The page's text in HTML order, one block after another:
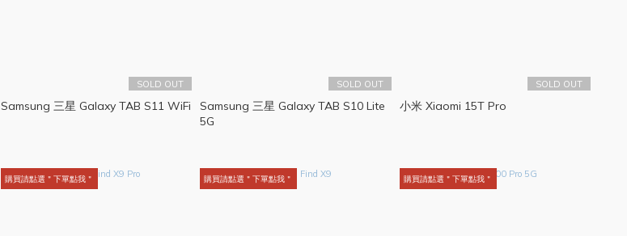
SOLD OUT
Samsung 三星 Galaxy TAB S11 WiFi
SOLD OUT
Samsung 三星 Galaxy TAB S10 Lite
5G
SOLD OUT
小米 Xiaomi 15T Pro
購買請點選＂下單點我＂ 購買請點選＂下單點我＂ 購買請點選＂下單點我＂